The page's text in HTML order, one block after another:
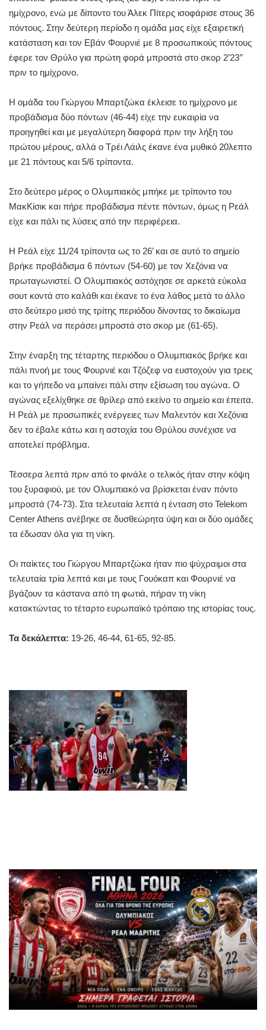
ημίχρονο, ενώ με δίποντο του Άλεκ Πίτερς ισοφάρισε στους 36
πόντους. Στην δεύτερη περίοδο η ομάδα μας είχε εξαιρετική
κατάσταση και τον Εβάν Φουρνιέ με 8 προσωπικούς πόντους
έφερε τον Θρύλο για πρώτη φορά μπροστά στο σκορ 2’23’’
πριν το ημίχρονο.
Η ομάδα του Γιώργου Μπαρτζώκα έκλεισε το ημίχρονο με
προβάδισμα δύο πόντων (46-44) είχε την ευκαιρία να
προηγηθεί και με μεγαλύτερη διαφορά πριν την λήξη του
πρώτου μέρους, αλλά ο Τρέι Λάιλς έκανε ένα μυθικό 20λεπτο
με 21 πόντους και 5/6 τρίποντα.
Στο δεύτερο μέρος ο Ολυμπιακός μπήκε με τρίποντο του
ΜακΚίσικ και πήρε προβάδισμα πέντε πόντων, όμως η Ρεάλ
είχε και πάλι τις λύσεις από την περιφέρεια.
Η Ρεάλ είχε 11/24 τρίποντα ως το 26’ και σε αυτό το σημείο
βρήκε προβάδισμα 6 πόντων (54-60) με τον Χεζόνια να
πρωταγωνιστεί. Ο Ολυμπιακός αστόχησε σε αρκετά εύκολα
σουτ κοντά στο καλάθι και έκανε το ένα λάθος μετά το άλλο
στο δεύτερο μισό της τρίτης περιόδου δίνοντας το δικαίωμα
στην Ρεάλ να περάσει μπροστά στο σκορ με (61-65).
Στην έναρξη της τέταρτης περιόδου ο Ολυμπιακός βρήκε και
πάλι πνοή με τους Φουρνιέ και Τζόζεφ να ευστοχούν για τρεις
και το γήπεδο να μπαίνει πάλι στην εξίσωση του αγώνα. Ο
αγώνας εξελίχθηκε σε θρίλερ από εκείνο το σημείο και έπειτα.
Η Ρεάλ με προσωπικές ενέργειες των Μαλεντόν και Χεζόνια
δεν το έβαλε κάτω και η αστοχία του Θρύλου συνέχισε να
αποτελεί πρόβλημα.
Τέσσερα λεπτά πριν από το φινάλε ο τελικός ήταν στην κόψη
του ξυραφιού, με τον Ολυμπιακό να βρίσκεται έναν πόντο
μπροστά (74-73). Στα τελευταία λεπτά η ένταση στο Telekom
Center Athens ανέβηκε σε δυσθεώρητα ύψη και οι δύο ομάδες
τα έδωσαν όλα για τη νίκη.
Οι παίκτες του Γιώργου Μπαρτζώκα ήταν πιο ψύχραιμοι στα
τελευταία τρία λεπτά και με τους Γουόκαπ και Φουρνιέ να
βγάζουν τα κάστανα από τη φωτιά, πήραν τη νίκη
κατακτώντας το τέταρτο ευρωπαϊκό τρόπαιο της ιστορίας τους.
Τα δεκάλεπτα: 19-26, 46-44, 61-65, 92-85.